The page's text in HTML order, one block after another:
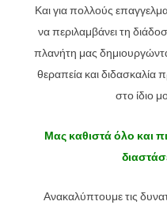
Και για πολλούς
να περιλαμβάνει τη
πλανήτη μας
θεραπεία και
στο ίδιο
Μας καθιστά όλο και
Ανακαλύπτουμε τις